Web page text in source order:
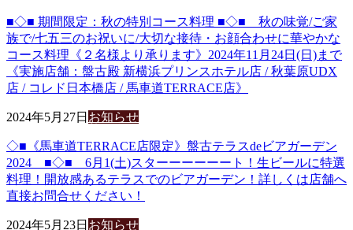
■◇■ 期間限定：秋の特別コース料理 ■◇■ 秋の味覚/ご家
族で/七五三のお祝いに/大切な接待・お顔合わせに華やかな
コース料理《２名様より承ります》2024年11月24日(日)まで
《実施店舗：盤古殿 新横浜プリンスホテル店 / 秋葉原UDX
店 / コレド日本橋店 / 馬車道TERRACE店》
2024年5月27日 お知らせ
◇■《馬車道TERRACE店限定》盤古テラスdeビアガーデン
2024 ■◇■ 6月1(土)スターーーーーート！生ビールに特選
料理！開放感あるテラスでのビアガーデン！詳しくは店舗へ
直接お問合せください！
2024年5月23日 お知らせ